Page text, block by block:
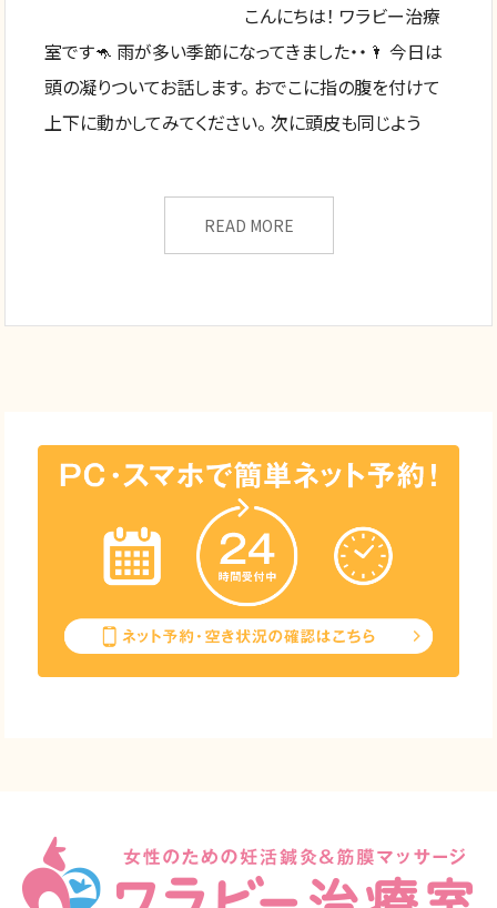
こんにちは！ ワラビー治療
室です🦘 雨が多い季節になってきました・・🌂 今日は
頭の凝りついてお話します。 おでこに指の腹を付けて
上下に動かしてみてください。 次に頭皮も同じよう
READ MORE